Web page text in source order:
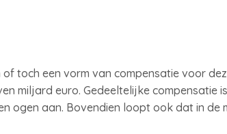
toch een vorm van compensatie voor
miljard euro. Gedeeltelijke compensatie
ogen aan. Bovendien loopt ook dat in de